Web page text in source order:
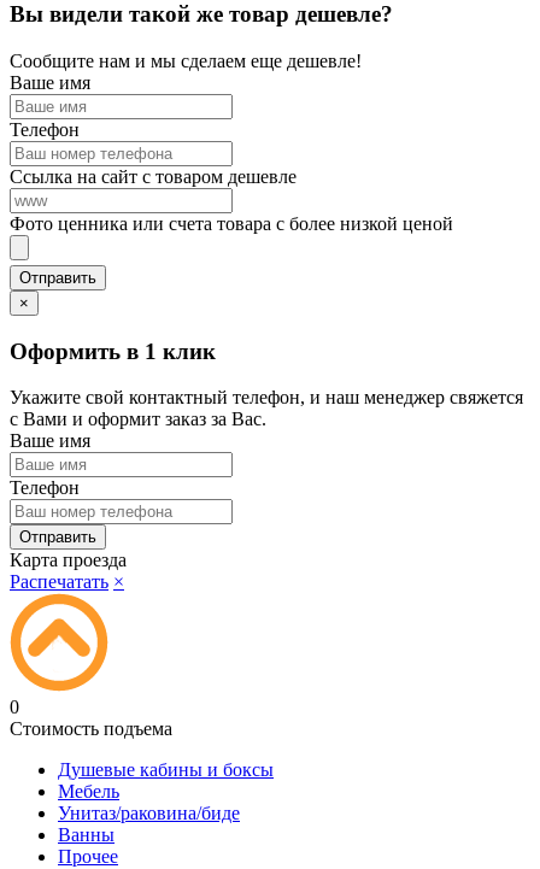
Вы видели такой же товар дешевле?
Сообщите нам и мы сделаем еще дешевле!
Ваше имя
Телефон
Ссылка на сайт с товаром дешевле
Фото ценника или счета товара с более низкой ценой
×
Оформить в 1 клик
Укажите свой контактный телефон, и наш менеджер свяжется
с Вами и оформит заказ за Вас.
Ваше имя
Телефон
Карта проезда
Распечатать ×
0
Стоимость подъема
Душевые кабины и боксы
Мебель
Унитаз/раковина/биде
Ванны
Прочее